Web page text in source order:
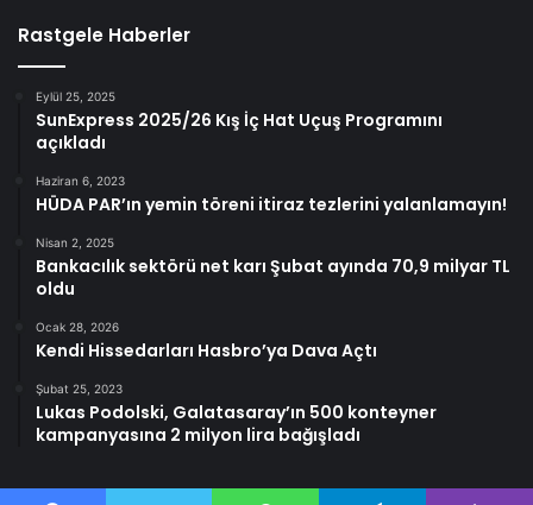
Rastgele Haberler
Eylül 25, 2025
SunExpress 2025/26 Kış İç Hat Uçuş Programını
açıkladı
Haziran 6, 2023
HÜDA PAR’ın yemin töreni itiraz tezlerini yalanlamayın!
Nisan 2, 2025
Bankacılık sektörü net karı Şubat ayında 70,9 milyar TL
oldu
Ocak 28, 2026
Kendi Hissedarları Hasbro’ya Dava Açtı
Şubat 25, 2023
Lukas Podolski, Galatasaray’ın 500 konteyner
kampanyasına 2 milyon lira bağışladı